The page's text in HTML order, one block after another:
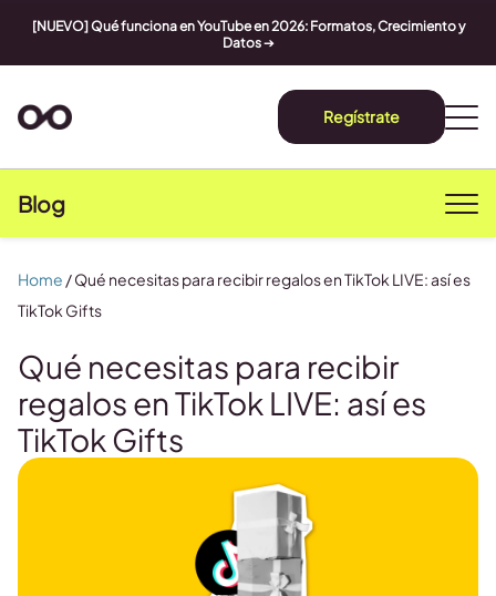
[NUEVO] Qué funciona en YouTube en 2026: Formatos, Crecimiento y
Datos➔
Regístrate
Blog
Qué necesitas para recibir
regalos en TikTok LIVE: así es
TikTok Gifts
Home /Qué necesitas para recibir regalos en TikTok LIVE: así es
TikTok Gifts